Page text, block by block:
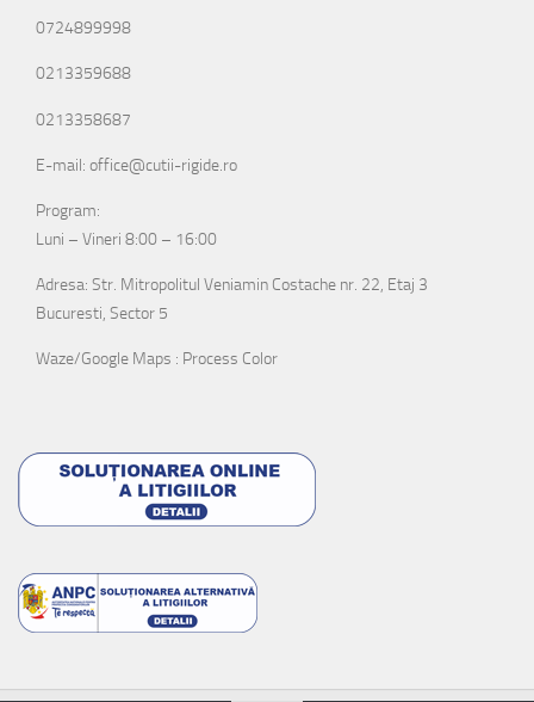
0724899998
0213359688
0213358687
E-mail: office@cutii-rigide.ro
Program:
Luni – Vineri 8:00 – 16:00
Adresa: Str. Mitropolitul Veniamin Costache nr. 22, Etaj 3
Bucuresti, Sector 5
Waze/Google Maps : Process Color